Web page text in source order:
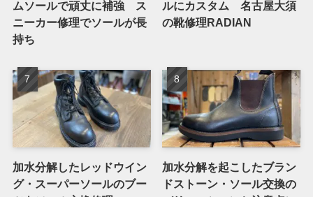
ムソールで頑丈に補強 ス
ニーカー修理でソールが長
持ち
ルにカスタム 名古屋大須
の靴修理RADIAN
加水分解したレッドウイン
グ・スーパーソールのブー
加水分解を起こしたブラン
ドストーン・ソール交換の